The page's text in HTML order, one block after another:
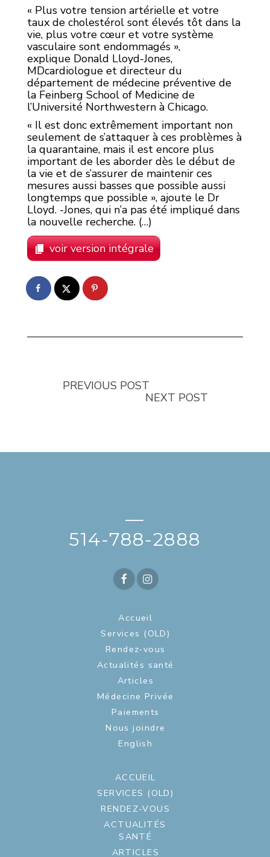
« Plus votre tension artérielle et votre
taux de cholestérol sont élevés tôt dans la
vie, plus votre cœur et votre système
vasculaire sont endommagés »,
explique Donald Lloyd-Jones,
MDcardiologue et directeur du
département de médecine préventive de
la Feinberg School of Medicine de
l’Université Northwestern à Chicago.
« Il est donc extrêmement important non
seulement de s’attaquer à ces problèmes à
la quarantaine, mais il est encore plus
important de les aborder dès le début de
la vie et de s’assurer de maintenir ces
mesures aussi basses que possible aussi
longtemps que possible », ajoute le Dr
Lloyd. -Jones, qui n’a pas été impliqué dans
la nouvelle recherche. (…)
voir version intégrale
PREVIOUS POST
NEXT POST
—
514-788-2888
Accueil
Services (OLD)
Rendez-vous
Actualités santé
Articles
Médecine Privée
Paiements
Nous joindre
English
ACCUEIL
SERVICES (OLD)
RENDEZ-VOUS
ACTUALITÉS
SANTÉ
ARTICLES